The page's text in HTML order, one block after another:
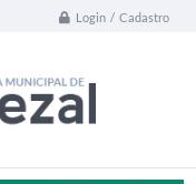
Login / Cadastro